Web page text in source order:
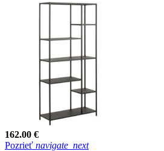
162.00 €
Pozrieť navigate_next